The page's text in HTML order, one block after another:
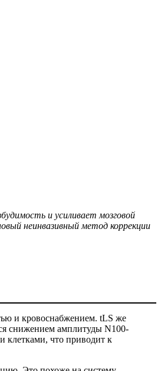
и усиливает мозговой
неинвазивный метод коррекции
и кровоснабжением. tLS же
снижением амплитуды N100-
клетками, что приводит к